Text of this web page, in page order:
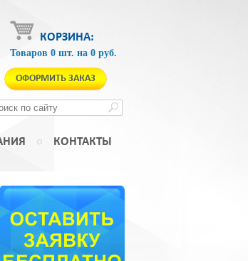
КОРЗИНА:
Товаров 0 шт. на 0 руб.
ОФОРМИТЬ ЗАКАЗ
КОНТАКТЫ